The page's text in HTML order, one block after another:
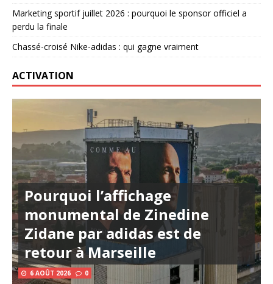
Marketing sportif juillet 2026 : pourquoi le sponsor officiel a
perdu la finale
Chassé-croisé Nike-adidas : qui gagne vraiment
ACTIVATION
Pourquoi l’affichage
monumental de Zinedine
Zidane par adidas est de
retour à Marseille
6 AOÛT 2026 0